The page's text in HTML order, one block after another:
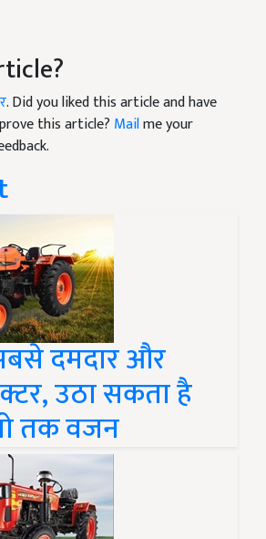
. Did you liked this article and have
this article? Mailme your
दमदार और
उठा सकता है
तक वजन